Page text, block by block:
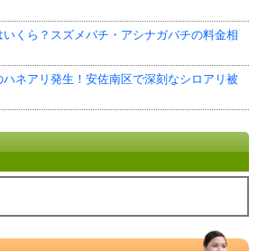
くら？スズメバチ・アシナガバチの料金相
ハネアリ発生！安佐南区で深刻なシロアリ被